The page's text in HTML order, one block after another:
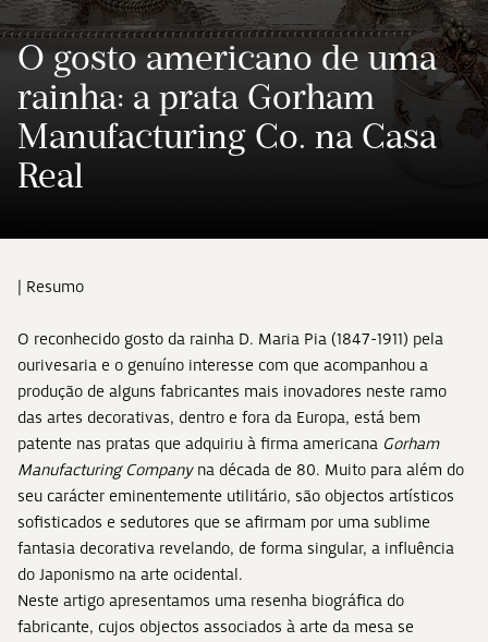
O gosto americano de uma
rainha: a prata Gorham
Manufacturing Co. na Casa
Real
| Resumo
O reconhecido gosto da rainha D. Maria Pia (1847-1911) pela
ourivesaria e o genuíno interesse com que acompanhou a
produção de alguns fabricantes mais inovadores neste ramo
das artes decorativas, dentro e fora da Europa, está bem
patente nas pratas que adquiriu à firma americana Gorham
Manufacturing Companyna década de 80. Muito para além do
seu carácter eminentemente utilitário, são objectos artísticos
sofisticados e sedutores que se afirmam por uma sublime
fantasia decorativa revelando, de forma singular, a influência
do Japonismo na arte ocidental.
Neste artigo apresentamos uma resenha biográfica do
fabricante, cujos objectos associados à arte da mesa se